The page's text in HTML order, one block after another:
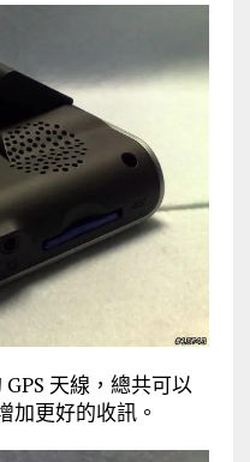
天線，總共可以
加更好的收訊。